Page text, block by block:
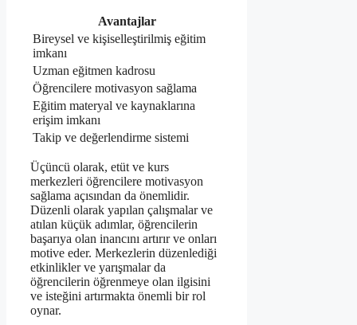
Avantajlar
Bireysel ve kişiselleştirilmiş eğitim
imkanı
Uzman eğitmen kadrosu
Öğrencilere motivasyon sağlama
Eğitim materyal ve kaynaklarına
erişim imkanı
Takip ve değerlendirme sistemi
Üçüncü olarak, etüt ve kurs
merkezleri öğrencilere motivasyon
sağlama açısından da önemlidir.
Düzenli olarak yapılan çalışmalar ve
atılan küçük adımlar, öğrencilerin
başarıya olan inancını artırır ve onları
motive eder. Merkezlerin düzenlediği
etkinlikler ve yarışmalar da
öğrencilerin öğrenmeye olan ilgisini
ve isteğini artırmakta önemli bir rol
oynar.